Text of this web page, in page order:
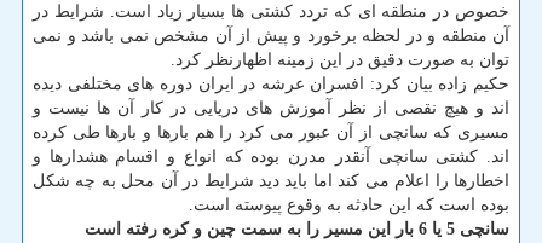
خصوص در منطقه ای كه تردد كشتی ها بسیار زیاد است. شرایط در
آن منطقه و در لحظه برخورد و پیش از آن مشخص نمی باشد و نمی
توان به صورت دقیق در این زمینه اظهارنظر كرد.
حكیم زاده بیان كرد: افسران عرشه در ایران دوره های مختلفی دیده
اند و هیچ نقصی از نظر آموزش های دریایی در كار آن ها نیست و
مسیری كه سانچی از آن عبور می كرد را هم بارها و بارها طی كرده
اند. كشتی سانچی آنقدر مدرن بوده كه انواع و اقسام هشدارها و
اخطارها را اعلام می كند اما باید دید شرایط در آن محل به چه شكل
بوده است كه این حادثه به وقوع پیوسته است.
سانچی 5 یا 6 بار این مسیر را به سمت چین و كره رفته است